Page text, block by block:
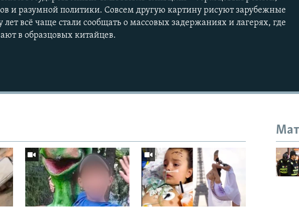
и разумной политики. Совсем другую картину рисуют зарубежные
всё чаще стали сообщать о массовых задержаниях и лагерях, где
в образцовых китайцев.